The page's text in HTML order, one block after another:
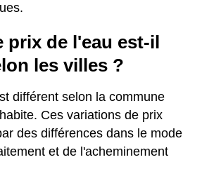
prix de l'eau est-il
les villes ?
différent selon la commune
Ces variations de prix
des différences dans le mode
et de l'acheminement